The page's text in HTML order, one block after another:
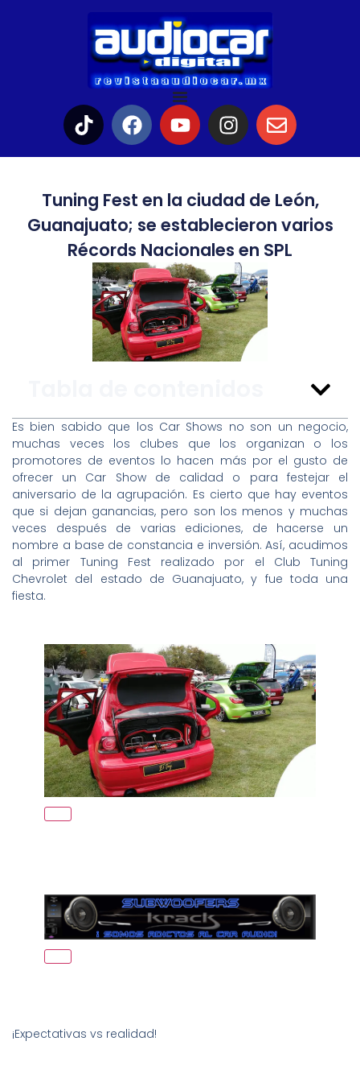
Tuning Fest en la ciudad de León,
Guanajuato; se establecieron varios
Récords Nacionales en SPL
Es bien sabido que los Car Shows no son un negocio,
muchas veces los clubes que los organizan o los
promotores de eventos lo hacen más por el gusto de
ofrecer un Car Show de calidad o para festejar el
aniversario de la agrupación. Es cierto que hay eventos
que si dejan ganancias, pero son los menos y muchas
veces después de varias ediciones, de hacerse un
nombre a base de constancia e inversión. Así, acudimos
al primer Tuning Fest realizado por el Club Tuning
Chevrolet del estado de Guanajuato, y fue toda una
fiesta.
¡Expectativas vs realidad!